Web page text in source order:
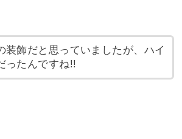
装飾だと思っていましたが、ハイ
ったんですね!!